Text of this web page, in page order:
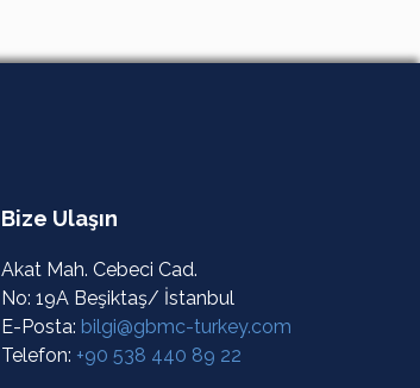
Bize Ulaşın
Akat Mah. Cebeci Cad.
No: 19A Beşiktaş/ İstanbul
E-Posta: bilgi@gbmc-turkey.com
Telefon: +90 538 440 89 22